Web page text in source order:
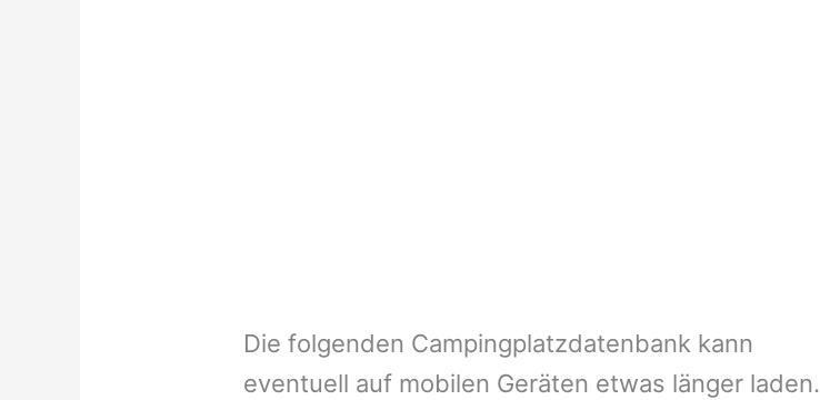
Die folgenden Campingplatzdatenbank kann
eventuell auf mobilen Geräten etwas länger laden.